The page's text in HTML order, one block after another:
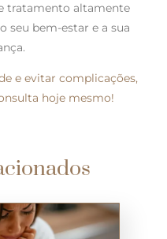
tratamento altamente
seu bem-estar e a sua
e evitar complicações,
hoje mesmo!